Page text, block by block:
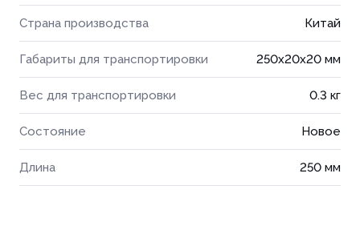
Страна производства Китай
Габариты для транспортировки 250x20x20 мм
Вес для транспортировки 0.3 кг
Состояние Новое
Длина 250 мм